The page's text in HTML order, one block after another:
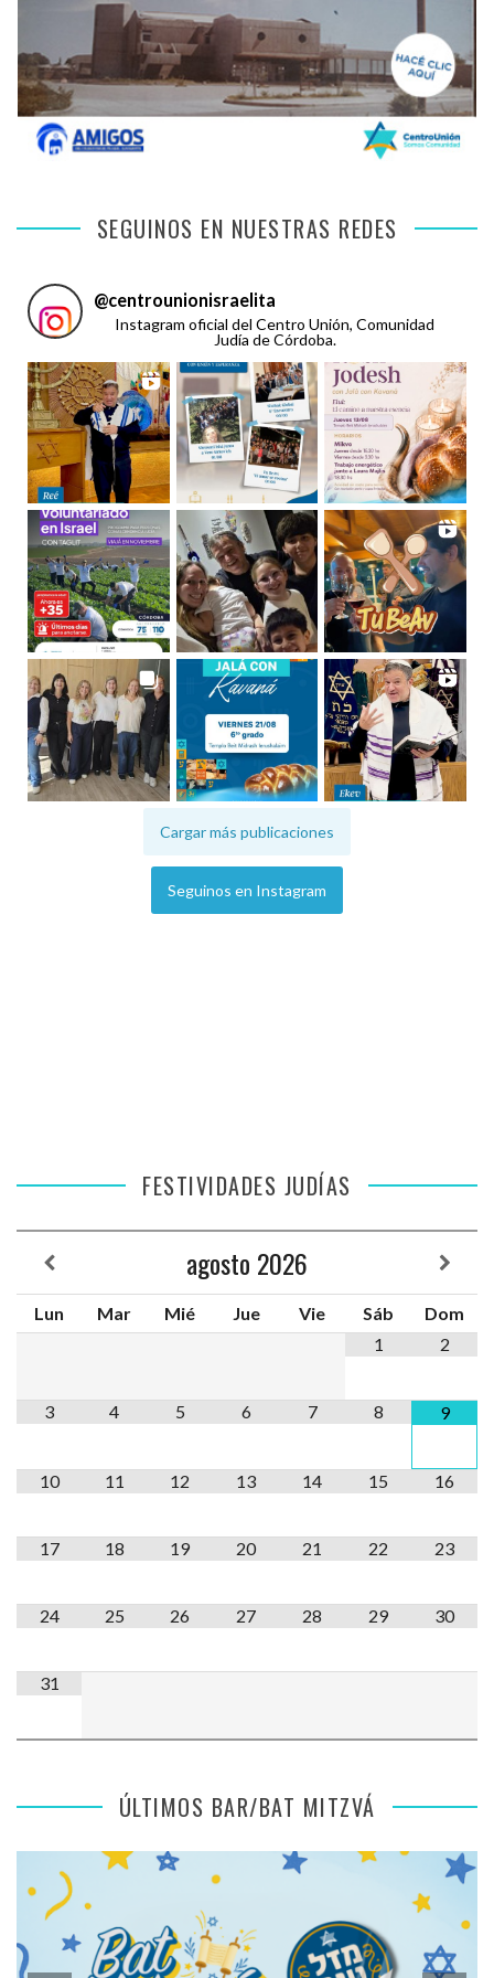
SEGUINOS EN NUESTRAS REDES
@centrounionisraelita
Instagram oficial del Centro Unión, Comunidad
Judía de Córdoba.
Cargar más publicaciones
Seguinos en Instagram
FESTIVIDADES JUDÍAS
agosto 2026
Lun Mar Mié Jue Vie Sáb
Dom
1
2
3 4 5 6 7 8 9
10 11 12 13 14 15 16
17 18 19 20 21 22 23
24 25 26 27 28 29 30
31
ÚLTIMOS BAR/BAT MITZVÁ